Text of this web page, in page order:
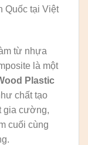
Quốc tại Việt
từ nhựa
là một
Plastic
chất tạo
gia cường,
cuối cùng